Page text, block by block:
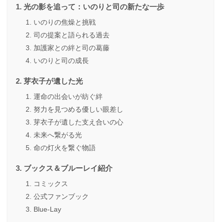
光の影を追って：いのりと司の新たな一歩
いのりの焦燥と挑戦
司の提案と語られる過去
加護家との絆と司の葛藤
いのりと司の成長
芽衣子が遺した光
運命の出会いが紡ぐ絆
努力を見つめる優しい眼差し
芽衣子が遺した支え合いの心
未来へ繋がる光
命の灯火を繋ぐ物語
ブックス＆ブルーレイ紹介
コミックス
公式ファンブック
Blue-Lay